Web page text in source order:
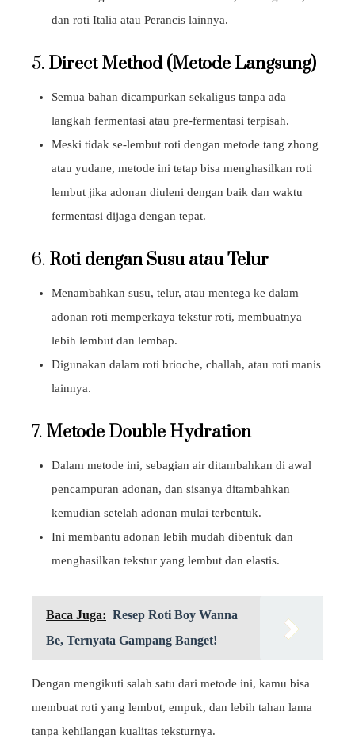
dan roti Italia atau Perancis lainnya.
5. Direct Method (Metode Langsung)
Semua bahan dicampurkan sekaligus tanpa ada
langkah fermentasi atau pre-fermentasi terpisah.
Meski tidak se-lembut roti dengan metode tang zhong
atau yudane, metode ini tetap bisa menghasilkan roti
lembut jika adonan diuleni dengan baik dan waktu
fermentasi dijaga dengan tepat.
6. Roti dengan Susu atau Telur
Menambahkan susu, telur, atau mentega ke dalam
adonan roti memperkaya tekstur roti, membuatnya
lebih lembut dan lembap.
Digunakan dalam roti brioche, challah, atau roti manis
lainnya.
7. Metode Double Hydration
Dalam metode ini, sebagian air ditambahkan di awal
pencampuran adonan, dan sisanya ditambahkan
kemudian setelah adonan mulai terbentuk.
Ini membantu adonan lebih mudah dibentuk dan
menghasilkan tekstur yang lembut dan elastis.
Baca Juga: Resep Roti Boy Wanna
Be, Ternyata Gampang Banget!
Dengan mengikuti salah satu dari metode ini, kamu bisa
membuat roti yang lembut, empuk, dan lebih tahan lama
tanpa kehilangan kualitas teksturnya.